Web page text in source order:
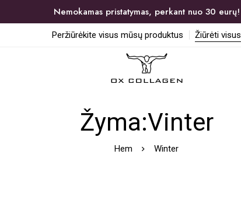
Nemokamas pristatymas, perkant nuo 30 eurų!
Peržiūrėkite visus mūsų produktus Žiūrėti visus
Žyma:Vinter
Hem Winter